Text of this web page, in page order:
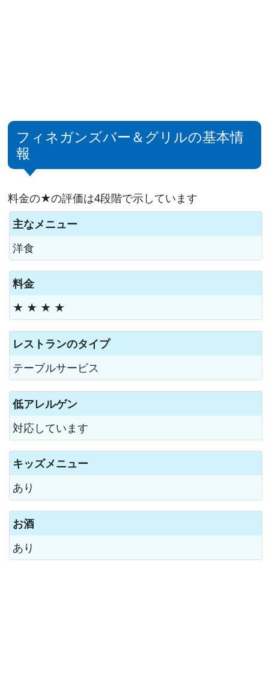
フィネガンズバー＆グリルの基本情
報
料金の★の評価は4段階で示しています
主なメニュー
洋食
料金
★ ★ ★ ★
レストランのタイプ
テーブルサービス
低アレルゲン
対応しています
キッズメニュー
あり
お酒
あり